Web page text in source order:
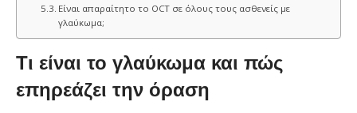
Είναι απαραίτητο το OCT σε όλους τους ασθενείς με
γλαύκωμα;
Τι είναι το γλαύκωμα και πώς
επηρεάζει την όραση